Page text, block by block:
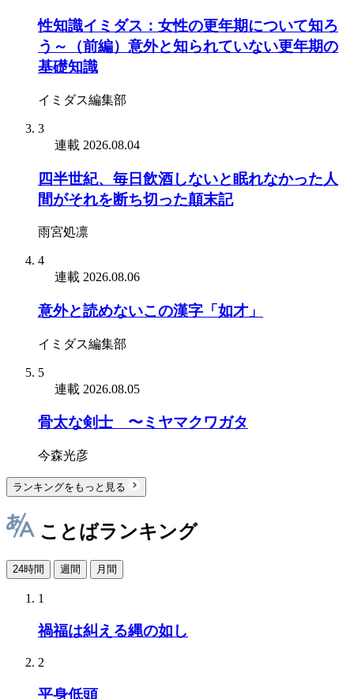
性知識イミダス：女性の更年期について知ろ
う～（前編）意外と知られていない更年期の
基礎知識
イミダス編集部
3
連載 2026.08.04
四半世紀、毎日飲酒しないと眠れなかった人
間がそれを断ち切った顛末記
雨宮処凛
4
連載 2026.08.06
意外と読めないこの漢字「如才」
イミダス編集部
5
連載 2026.08.05
骨太な剣士 〜ミヤマクワガタ
今森光彦
ランキングをもっと見る
ことばランキング
24時間 週間 月間
1
禍福は糾える縄の如し
2
平身低頭